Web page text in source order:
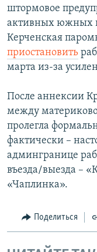
штормовое
активных южных
Керченская
приостановить
марта из-за
После аннексии
между
пролегла
фактически –
админгранице
въезда/выезда –
«Чаплинка».
Поделиться